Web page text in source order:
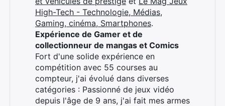
High-Tech - Technologie, Médias,
Gaming, cinéma, Smartphones.
Expérience de Gamer et de
collectionneur de mangas et Comics
Fort d'une solide expérience en
compétition avec 55 courses au
compteur, j'ai évolué dans diverses
catégories : Passionné de jeux vidéo
depuis l'âge de 9 ans, j'ai fait mes armes
Rechercher
: